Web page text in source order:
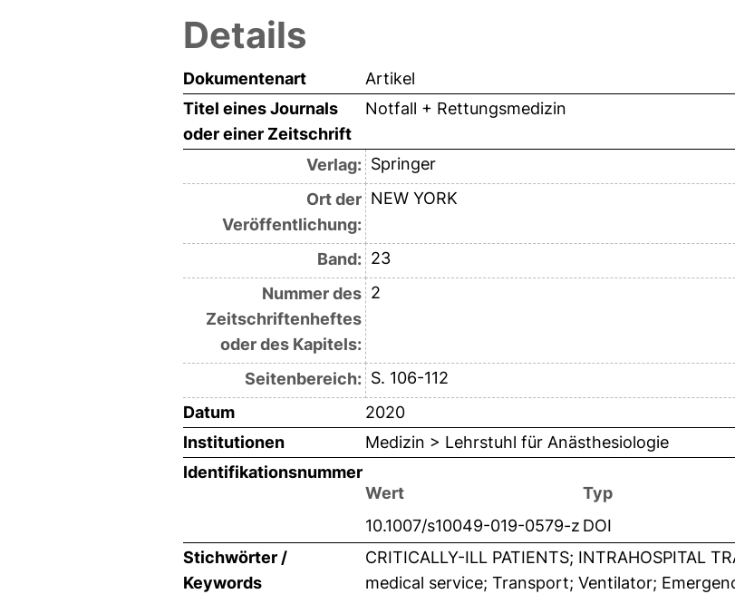
Details
Dokumentenart
Artikel
Titel eines Journals
oder einer Zeitschrift
Notfall + Rettungsmedizin
Verlag: Springer
Ort der
Veröffentlichung:
NEW YORK
Band: 23
Nummer des
Zeitschriftenheftes
oder des Kapitels:
2
Seitenbereich: S. 106-112
Datum
2020
Institutionen
Medizin > Lehrstuhl für Anästhesiologie
Identifikationsnummer
Wert
Typ
10.1007/s10049-019-0579-z DOI
Stichwörter /
Keywords
CRITICALLY-ILL PATIENTS; INTRAHOSPITAL
medical service; Transport; Ventilator;